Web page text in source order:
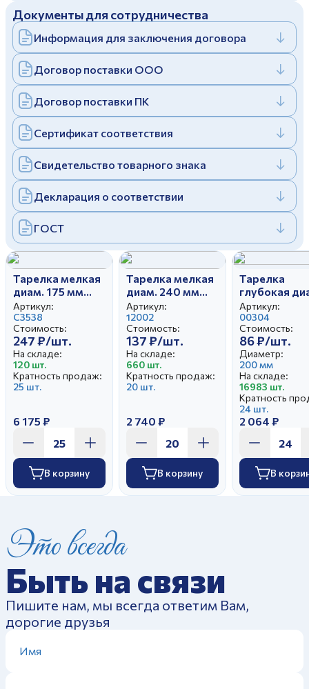
Отправить
Заполняя и отправляя форму, вы соглашаетесь
cполитикой конфиденциальности
Заполняя и отправляя форму, вы соглашаетесь
cполитикой конфиденциальности
Дулевский фарфоровый завод ©
Политика конфиденциальности
Документы для сотрудничества
Информация для заключения договора
Договор поставки ООО
Договор поставки ПК
Сертификат соответствия
Свидетельство товарного знака
Декларация о соответствии
ГОСТ
Тарелка мелкая
диам. 175 мм
Вырезной край
Цветение
Артикул:
С3538
Стоимость:
247 ₽/шт.
На складе:
120 шт.
Кратность продаж:
25 шт.
6 175 ₽
В корзину
Тарелка мелкая
диам. 240 мм
Гладкий край
Натюрморт
Артикул:
12002
Стоимость:
137 ₽/шт.
На складе:
660 шт.
Кратность продаж:
20 шт.
2 740 ₽
В корзину
Тарелка
глубокая
200 мм
край Белая
Артикул:
00304
Стоимость:
86 ₽/шт.
Диаметр:
200 мм
На складе:
16983 шт.
Кратность
24 шт.
2 064 ₽
В
Это всегда
Быть на связи
Пишите нам, мы всегда ответим Вам,
дорогие друзья